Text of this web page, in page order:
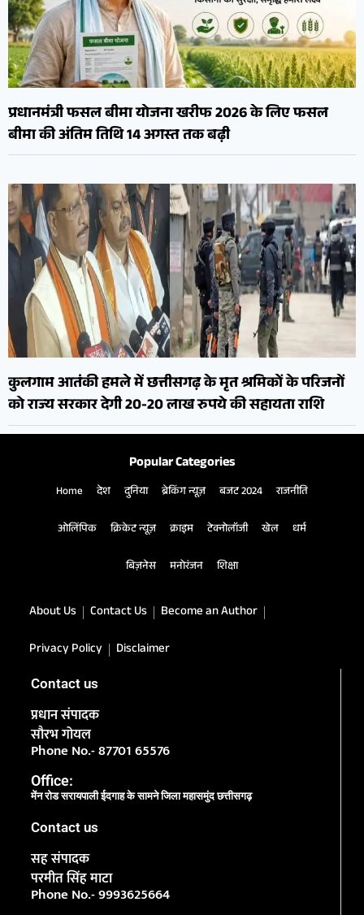
प्रधानमंत्री फसल बीमा योजना खरीफ 2026 के लिए फसल
बीमा की अंतिम तिथि 14 अगस्त तक बढ़ी
कुलगाम आतंकी हमले में छत्तीसगढ़ के मृत श्रमिकों के परिजनों
को राज्य सरकार देगी 20-20 लाख रुपये की सहायता राशि
Popular Categories
Home देश दुनिया ब्रेकिंग न्यूज़ बजट 2024 राजनीति
ओलिंपिक क्रिकेट न्यूज़ क्राइम टेक्नोलॉजी खेल धर्म
बिज़नेस मनोरंजन शिक्षा
About Us Contact Us
Become an Author
Privacy Policy
Disclaimer
Contact us
प्रधान संपादक
सौरभ गोयल
Phone No.- 87701 65576
Office:
मेंन रोड सरायपाली ईदगाह के सामने जिला महासमुंद छत्तीसगढ़
Contact us
सह संपादक
परमीत सिंह माटा
Phone No.- 9993625664